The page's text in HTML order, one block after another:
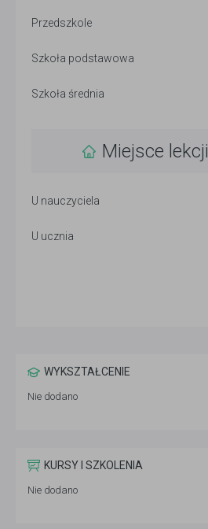
Przedszkole
Szkoła podstawowa
Szkoła średnia
Miejsce lekcji
U nauczyciela
U ucznia
WYKSZTAŁCENIE
Nie dodano
KURSY I SZKOLENIA
Nie dodano